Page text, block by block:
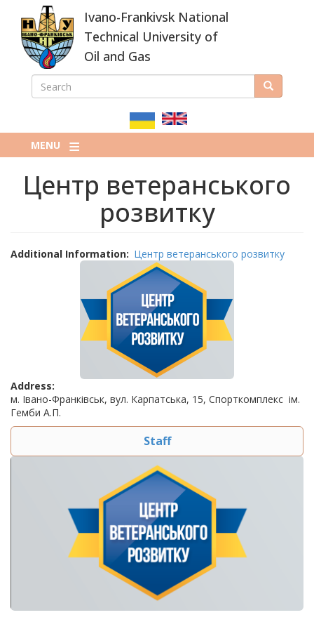
main
content
Ivano-Frankivsk National
Technical University of
Oil and Gas
ПОШУКОВА
SEARCH Search
MENU
Центр ветеранського
розвитку
Additional Information Центр ветеранського розвитку
Address:
м. Івано-Франківськ, вул. Карпатська, 15, Спорткомплекс ім.
Гемби А.П.
Staff